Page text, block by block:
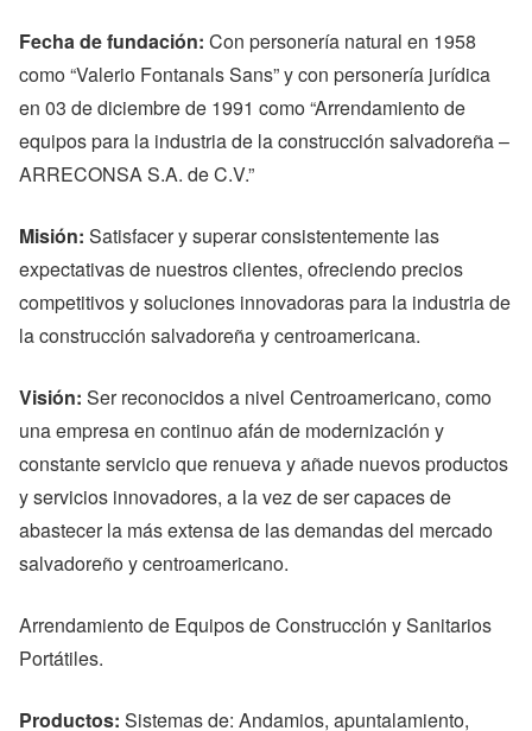
Fecha de fundación: Con personería natural en 1958
como “Valerio Fontanals Sans” y con personería jurídica
en 03 de diciembre de 1991 como “Arrendamiento de
equipos para la industria de la construcción salvadoreña –
ARRECONSA S.A. de C.V.”
Misión: Satisfacer y superar consistentemente las
expectativas de nuestros clientes, ofreciendo precios
competitivos y soluciones innovadoras para la industria de
la construcción salvadoreña y centroamericana.
Visión: Ser reconocidos a nivel Centroamericano, como
una empresa en continuo afán de modernización y
constante servicio que renueva y añade nuevos productos
y servicios innovadores, a la vez de ser capaces de
abastecer la más extensa de las demandas del mercado
salvadoreño y centroamericano.
Arrendamiento de Equipos de Construcción y Sanitarios
Portátiles.
Productos: Sistemas de: Andamios, apuntalamiento,